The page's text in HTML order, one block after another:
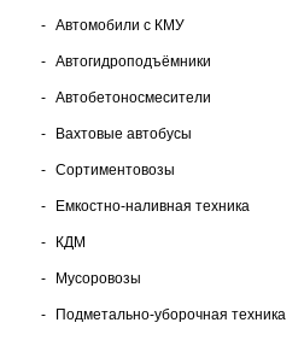
Автомобили с КМУ
Автогидроподъёмники
Автобетоносмесители
Вахтовые автобусы
Сортиментовозы
Емкостно-наливная техника
КДМ
Мусоровозы
Подметально-уборочная техника